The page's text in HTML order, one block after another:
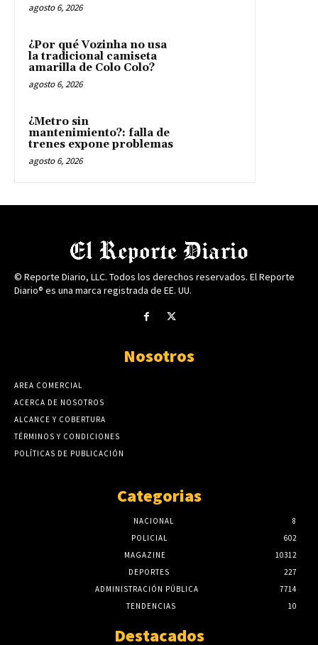
agosto 6, 2026
¿Por qué Vozinha no usa
la tradicional camiseta
amarilla de Colo Colo?
agosto 6, 2026
¿Metro sin
mantenimiento?: falla de
trenes expone problemas
agosto 6, 2026
© Reporte Diario, LLC. Todos los derechos reservados. El Reporte
Diario® es una marca registrada de EE. UU.
Nosotros
AREA COMERCIAL
ACERCA DE NOSOTROS
ALCANCE Y COBERTURA
TÉRMINOS Y CONDICIONES
POLÍTICAS DE PUBLICACIÓN
Categorias
NACIONAL
8
POLICIAL
602
MAGAZINE
10312
DEPORTES
227
ADMINISTRACIÓN PÚBLICA
7714
TENDENCIAS
10
Destacados